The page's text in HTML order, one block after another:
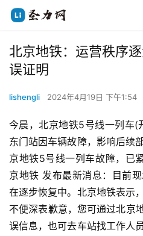
北京地铁：运营秩序
误证明
lishengli 2024年4月19日 下午1:54
今晨，北京地铁5号线一列车(
东门站因车辆故障，影响后续
京地铁5号线一列车故障，已
京地铁 发布最新消息：目前
在逐步恢复中。北京地铁表示
不便深表歉意，您可通过北京
误信息，也可去车站找工作人